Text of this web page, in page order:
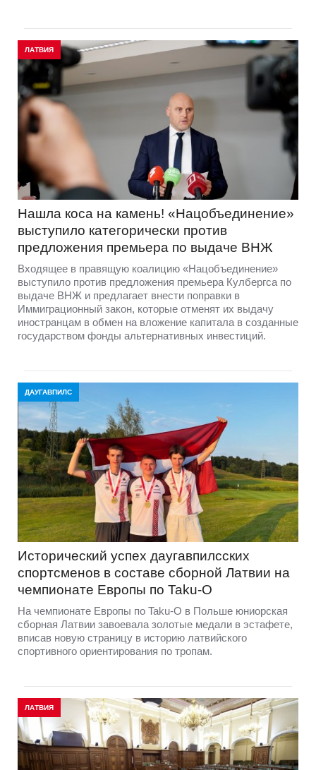
ЛАТВИЯ
Нашла коса на камень! «Нацобъединение»
выступило категорически против
предложения премьера по выдаче ВНЖ
Входящее в правящую коалицию «Нацобъединение»
выступило против предложения премьера Кулбергса по
выдаче ВНЖ и предлагает внести поправки в
Иммиграционный закон, которые отменят их выдачу
иностранцам в обмен на вложение капитала в созданные
государством фонды альтернативных инвестиций.
ДАУГАВПИЛС
Исторический успех даугавпилсских
спортсменов в составе сборной Латвии на
чемпионате Европы по Taku-O
На чемпионате Европы по Taku-O в Польше юниорская
сборная Латвии завоевала золотые медали в эстафете,
вписав новую страницу в историю латвийского
спортивного ориентирования по тропам.
ЛАТВИЯ